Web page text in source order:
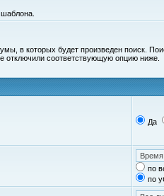
в которых будет произведен поиск.
отключили соответствующую опцию ниже.
Да
по
по